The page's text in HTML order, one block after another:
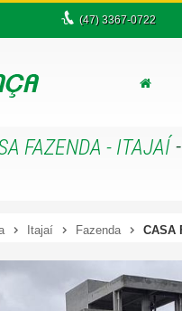
(47)3367-0722
FAZENDA - ITAJAÍ -
Itajaí Fazenda CASA